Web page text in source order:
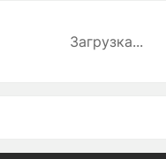
Загрузка...